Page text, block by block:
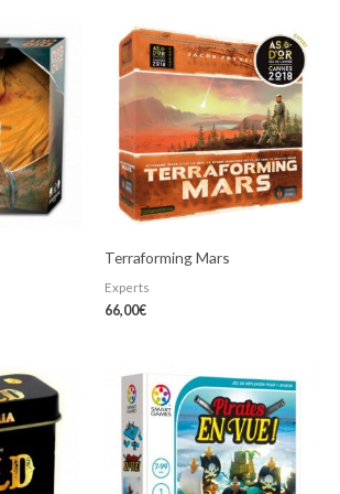
Terraforming Mars
Experts
66,00€